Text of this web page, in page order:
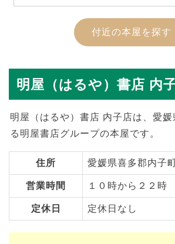
付近の本屋を探す
明屋（はるや）書店 内
明屋（はるや）書店 内子店は、愛
る明屋書店グループの本屋です。
住所 愛媛県喜多郡内子
営業時間 １０時から２２時
定休日 定休日なし